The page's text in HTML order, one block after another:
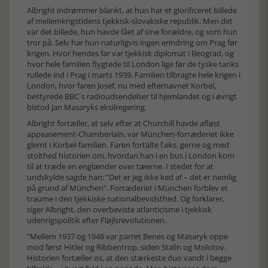
Albright indrømmer blankt, at hun har et glorificeret billede
af mellemkrigstidens tjekkisk-slovakiske republik. Men det
var det billede, hun havde fået af sine forældre, og som hun
tror på. Selv har hun naturligvis ingen erindring om Prag før
krigen. Hvor hendes far var tjekkisk diplomat i Beograd, og
hvor hele familien flygtede til London lige før de tyske tanks
rullede ind i Prag i marts 1939. Familien tilbragte hele krigen i
London, hvor faren Josef, nu med efternavnet Korbel,
bestyrede BBC´s radioudsendelser til hjemlandet og i øvrigt
bistod Jan Masaryks eksilregering.
Albright fortæller, at selv efter at Churchill havde afløst
appeasement-Chamberlain, var München-forræderiet ikke
glemt i Korbel-familien. Faren fortalte f.eks. gerne og med
stolthed historien om, hvordan han i en bus i London kom
til at træde en englænder over tæerne. I stedet for at
undskylde sagde han: ”Det er jeg ikke ked af – det er nemlig
på grund af München”. Forræderiet i München forblev et
traume i den tjekkiske nationalbevidsthed. Og forklarer,
siger Albright, den overbeviste atlanticisme i tjekkisk
udenrigspolitik efter Fløjlsrevolutionen.
”Mellem 1937 og 1948 var parret Benes og Masaryk oppe
mod først Hitler og Ribbentrop, siden Stalin og Molotov.
Historien fortæller os, at den stærkeste duo vandt i begge